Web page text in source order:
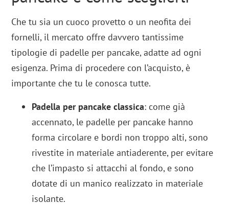
Che tu sia un cuoco provetto o un neofita dei
fornelli, il mercato offre davvero tantissime
tipologie di padelle per pancake, adatte ad ogni
esigenza. Prima di procedere con l’acquisto, è
importante che tu le conosca tutte.
Padella per pancake classica: come già
accennato, le padelle per pancake hanno
forma circolare e bordi non troppo alti, sono
rivestite in materiale antiaderente, per evitare
che l’impasto si attacchi al fondo, e sono
dotate di un manico realizzato in materiale
isolante.